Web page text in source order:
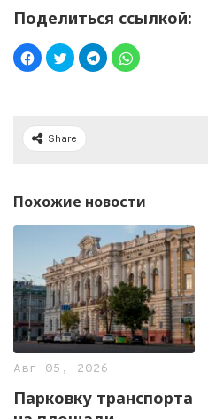
Поделиться ссылкой:
Share
Похожие новости
Авг 05, 2026
Парковку транспорта